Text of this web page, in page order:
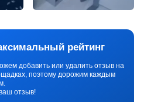
рейтинг
добавить или удалить отзыв на
поэтому дорожим каждым
отзыв!